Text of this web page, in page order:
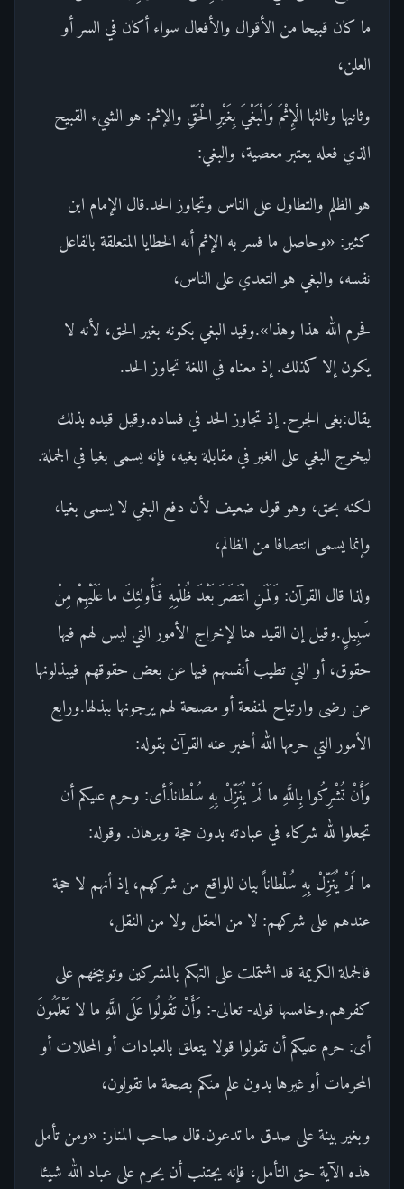
ما كان قبيحا من الأقوال والأفعال سواء أكان في السر أو
العلن،
وثانيها وثالثها الْإِثْمَ وَالْبَغْيَ بِغَيْرِ الْحَقِّ والإثم: هو الشيء القبيح
الذي فعله يعتبر معصية، والبغي:
هو الظلم والتطاول على الناس وتجاوز الحد.قال الإمام ابن
كثير: «وحاصل ما فسر به الإثم أنه الخطايا المتعلقة بالفاعل
نفسه، والبغي هو التعدي على الناس،
فحرم الله هذا وهذا».وقيد البغي بكونه بغير الحق، لأنه لا
يكون إلا كذلك. إذ معناه في اللغة تجاوز الحد.
يقال:بغى الجرح. إذ تجاوز الحد في فساده.وقيل قيده بذلك
ليخرج البغي على الغير في مقابلة بغيه، فإنه يسمى بغيا في الجملة.
لكنه بحق، وهو قول ضعيف لأن دفع البغي لا يسمى بغيا،
وإنما يسمى انتصافا من الظالم،
ولذا قال القرآن: وَلَمَنِ انْتَصَرَ بَعْدَ ظُلْمِهِ فَأُولئِكَ ما عَلَيْهِمْ مِنْ
سَبِيلٍ.وقيل إن القيد هنا لإخراج الأمور التي ليس لهم فيها
حقوق، أو التي تطيب أنفسهم فيها عن بعض حقوقهم فيبذلونها
عن رضى وارتياح لمنفعة أو مصلحة لهم يرجونها ببذلها.ورابع
الأمور التي حرمها الله أخبر عنه القرآن بقوله:
وَأَنْ تُشْرِكُوا بِاللَّهِ ما لَمْ يُنَزِّلْ بِهِ سُلْطاناً.أى: وحرم عليكم أن
تجعلوا لله شركاء في عبادته بدون حجة وبرهان. وقوله:
ما لَمْ يُنَزِّلْ بِهِ سُلْطاناً بيان للواقع من شركهم، إذ أنهم لا حجة
عندهم على شركهم: لا من العقل ولا من النقل،
فالجملة الكريمة قد اشتملت على التهكم بالمشركين وتوبيخهم على
كفرهم.وخامسها قوله- تعالى-: وَأَنْ تَقُولُوا عَلَى اللَّهِ ما لا تَعْلَمُونَ
أى: حرم عليكم أن تقولوا قولا يتعلق بالعبادات أو المحللات أو
المحرمات أو غيرها بدون علم منكم بصحة ما تقولون،
وبغير بينة على صدق ما تدعون.قال صاحب المنار: «ومن تأمل
هذه الآية حق التأمل، فإنه يجتنب أن يحرم على عباد الله شيئا